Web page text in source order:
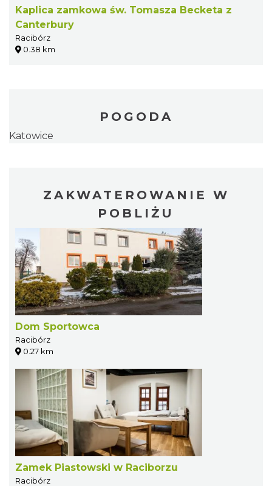
Kaplica zamkowa św. Tomasza Becketa z
Canterbury
Racibórz
0.38 km
POGODA
Katowice
ZAKWATEROWANIE W
POBLIŻU
Dom Sportowca
Racibórz
0.27 km
Zamek Piastowski w Raciborzu
Racibórz